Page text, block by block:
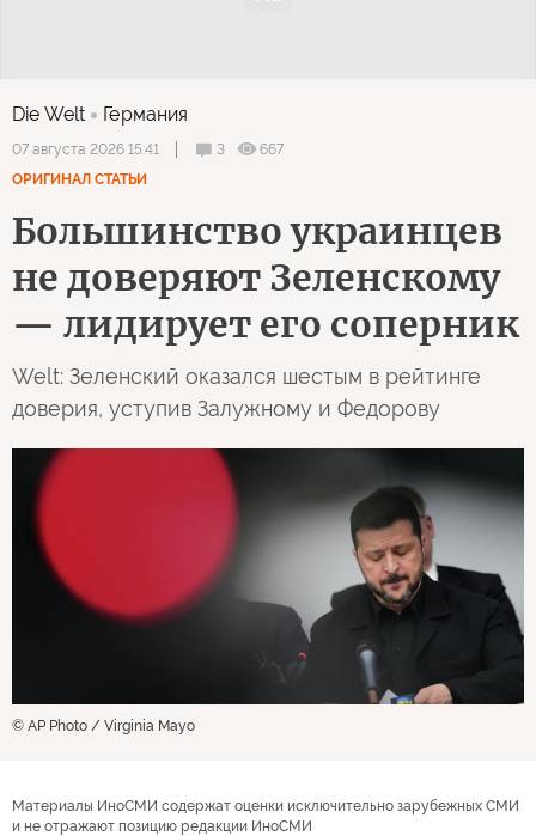
Die Welt Германия
07 августа 2026 15:41 3
667
ОРИГИНАЛ СТАТЬИ
Большинство украинцев
не доверяют Зеленскому
— лидирует его соперник
Welt: Зеленский оказался шестым в рейтинге
доверия, уступив Залужному и Федорову
© AP Photo / Virginia Mayo
Материалы ИноСМИ содержат оценки исключительно зарубежных СМИ
и не отражают позицию редакции ИноСМИ